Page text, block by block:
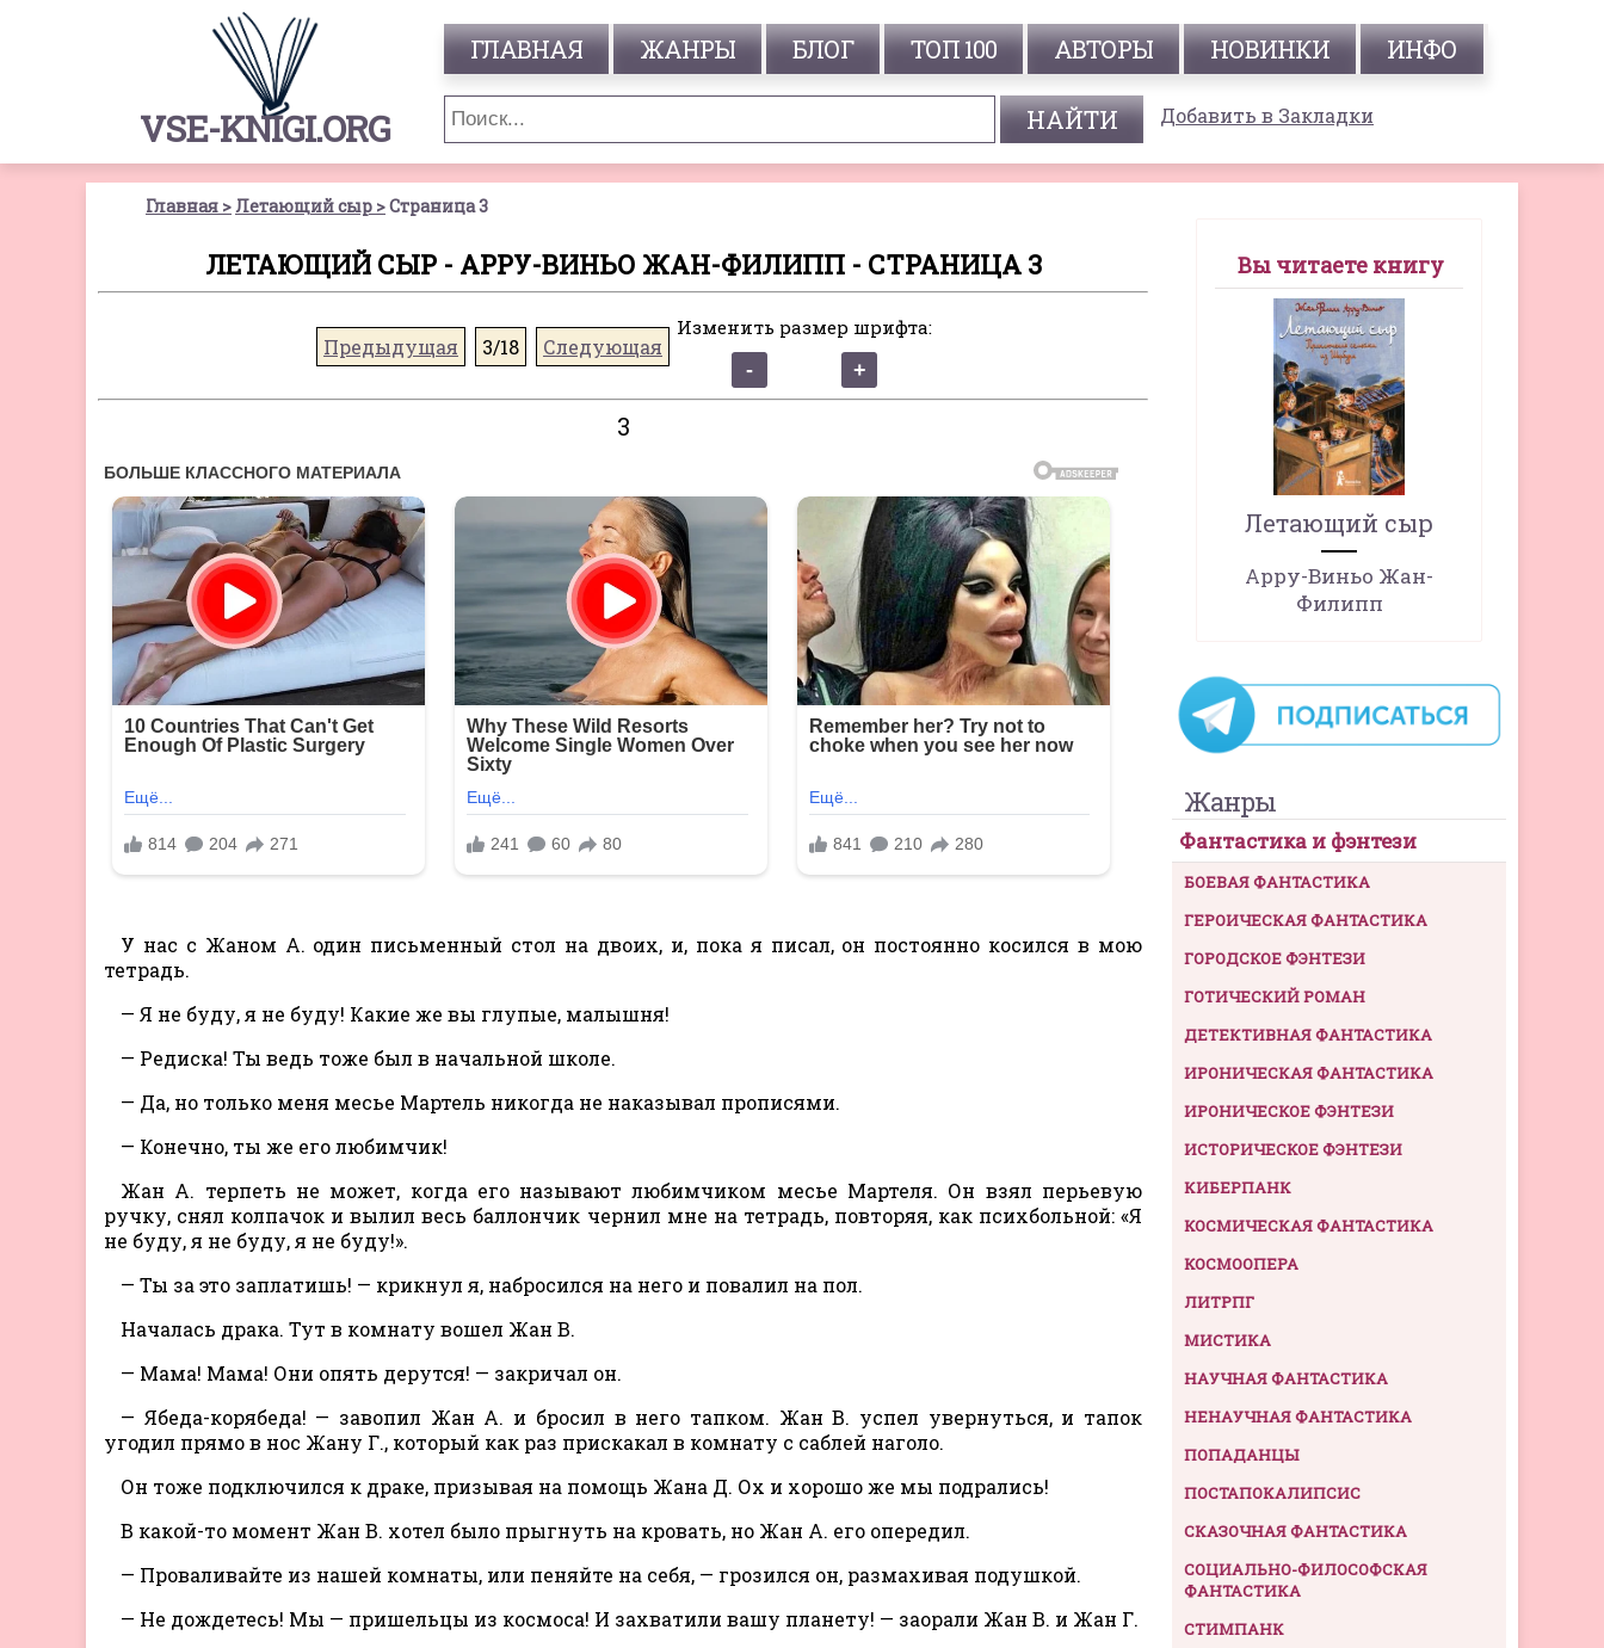
VSE-KNIGI.ORG
ГЛАВНАЯ ЖАНРЫ БЛОГ ТОП 100 АВТОРЫ НОВИНКИ ИНФО
Добавить в Закладки
Главная Летающий сыр Страница 3
ЛЕТАЮЩИЙ СЫР - АРРУ-ВИНЬО ЖАН-ФИЛИПП - СТРАНИЦА 3
Предыдущая 3/18 Следующая
Изменить размер шрифта:
3
У нас с Жаном А. один письменный стол на двоих, и, пока я писал, он постоянно косился в мою
тетрадь.
— Я не буду, я не буду! Какие же вы глупые, малышня!
— Редиска! Ты ведь тоже был в начальной школе.
— Да, но только меня месье Мартель никогда не наказывал прописями.
— Конечно, ты же его любимчик!
Жан А. терпеть не может, когда его называют любимчиком месье Мартеля. Он взял перьевую
ручку, снял колпачок и вылил весь баллончик чернил мне на тетрадь, повторяя, как психбольной: «Я
не буду, я не буду, я не буду!».
— Ты за это заплатишь! — крикнул я, набросился на него и повалил на пол.
Началась драка. Тут в комнату вошел Жан В.
— Мама! Мама! Они опять дерутся! — закричал он.
— Ябеда-корябеда! — завопил Жан А. и бросил в него тапком. Жан В. успел увернуться, и тапок
угодил прямо в нос Жану Г., который как раз прискакал в комнату с саблей наголо.
Он тоже подключился к драке, призывая на помощь Жана Д. Ох и хорошо же мы подрались!
В какой-то момент Жан В. хотел было прыгнуть на кровать, но Жан А. его опередил.
— Проваливайте из нашей комнаты, или пеняйте на себя, — грозился он, размахивая подушкой.
— Не дождетесь! Мы — пришельцы из космоса! И захватили вашу планету! — заорали Жан В. и Жан Г.
Вы читаете книгу
Летающий сыр
Арру-Виньо Жан-
Филипп
Жанры
Фантастика и фэнтези
БОЕВАЯ ФАНТАСТИКА
ГЕРОИЧЕСКАЯ ФАНТАСТИКА
ГОРОДСКОЕ ФЭНТЕЗИ
ГОТИЧЕСКИЙ РОМАН
ДЕТЕКТИВНАЯ ФАНТАСТИКА
ИРОНИЧЕСКАЯ ФАНТАСТИКА
ИРОНИЧЕСКОЕ ФЭНТЕЗИ
ИСТОРИЧЕСКОЕ ФЭНТЕЗИ
КИБЕРПАНК
КОСМИЧЕСКАЯ ФАНТАСТИКА
КОСМООПЕРА
ЛИТРПГ
МИСТИКА
НАУЧНАЯ ФАНТАСТИКА
НЕНАУЧНАЯ ФАНТАСТИКА
ПОПАДАНЦЫ
ПОСТАПОКАЛИПСИС
СКАЗОЧНАЯ ФАНТАСТИКА
СОЦИАЛЬНО-ФИЛОСОФСКАЯ
ФАНТАСТИКА
СТИМПАНК